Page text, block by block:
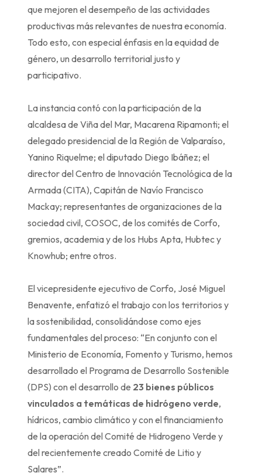
que mejoren el desempeño de las actividades
productivas más relevantes de nuestra economía.
Todo esto, con especial énfasis en la equidad de
género, un desarrollo territorial justo y
participativo.
La instancia contó con la participación de la
alcaldesa de Viña del Mar, Macarena Ripamonti; el
delegado presidencial de la Región de Valparaíso,
Yanino Riquelme; el diputado Diego Ibáñez; el
director del Centro de Innovación Tecnológica de la
Armada (CITA), Capitán de Navío Francisco
Mackay; representantes de organizaciones de la
sociedad civil, COSOC, de los comités de Corfo,
gremios, academia y de los Hubs Apta, Hubtec y
Knowhub; entre otros.
El vicepresidente ejecutivo de Corfo, José Miguel
Benavente, enfatizó el trabajo con los territorios y
la sostenibilidad, consolidándose como ejes
fundamentales del proceso: “En conjunto con el
Ministerio de Economía, Fomento y Turismo, hemos
desarrollado el Programa de Desarrollo Sostenible
(DPS) con el desarrollo de 23 bienes públicos
vinculados a temáticas de hidrógeno verde,
hídricos, cambio climático y con el financiamiento
de la operación del Comité de Hidrogeno Verde y
del recientemente creado Comité de Litio y
Salares”.